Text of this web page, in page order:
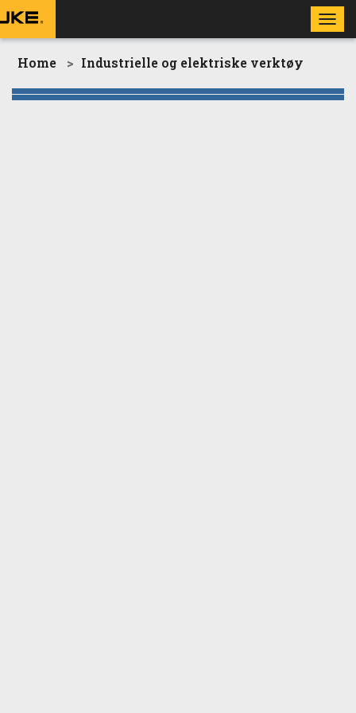
Home Industrielle og elektriske verktøy